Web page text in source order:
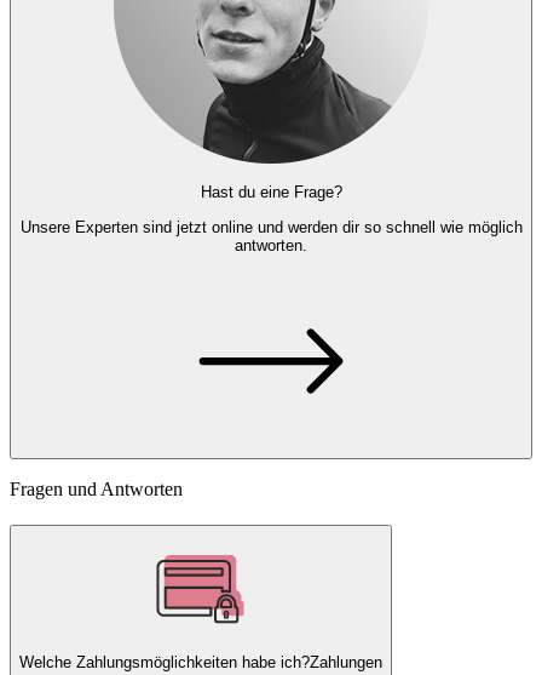
Hast du eine Frage?
Unsere Expertensind jetzt online und werden dir so schnell wie möglich
antworten.
Fragen und Antworten
Welche Zahlungsmöglichkeiten habe ich?Zahlungen